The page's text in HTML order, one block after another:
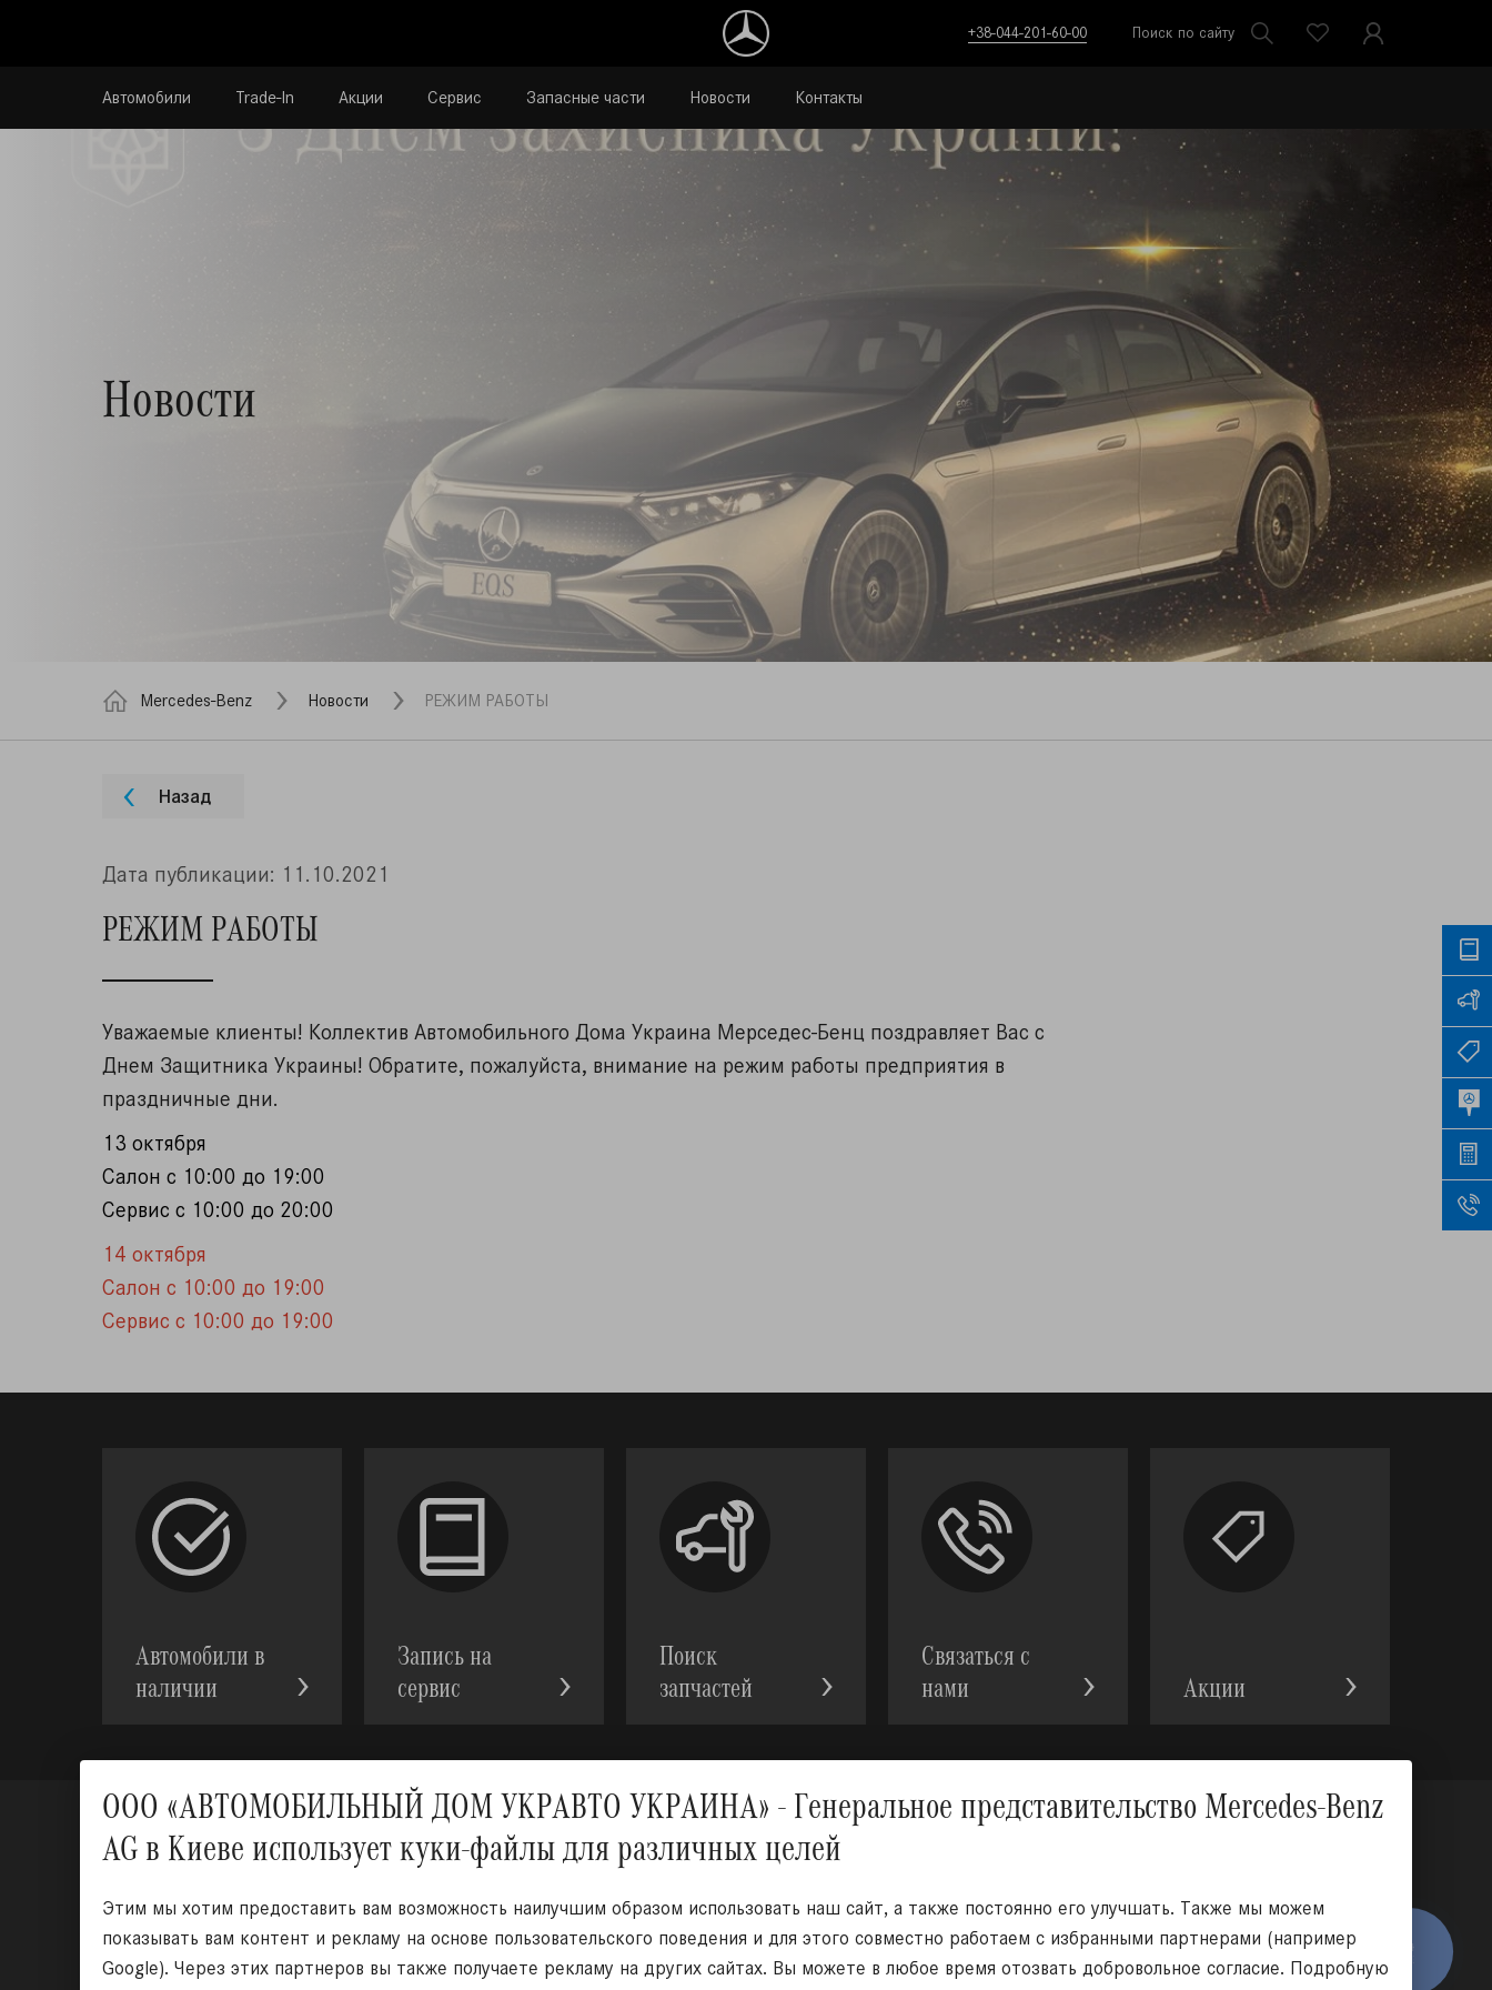
+38-044-201-60-00 Поиск по сайту
Автомобили Trade-In Акции Сервис Запасные части Новости Контакты
Новости
Mercedes-Benz Новости РЕЖИМ РАБОТЫ
Назад
Дата публикации: 11.10.2021
РЕЖИМ РАБОТЫ
Уважаемые клиенты! Коллектив Автомобильного Дома Украина Мерседес-Бенц поздравляет Вас с
Днем Защитника Украины! Обратите, пожалуйста, внимание на режим работы предприятия в
праздничные дни.
13 октября
Салон с 10:00 до 19:00
Сервис с 10:00 до 20:00
14 октября
Салон с 10:00 до 19:00
Сервис с 10:00 до 19:00
ООО «АВТОМОБИЛЬНЫЙ ДОМ УКРАВТО УКРАИНА» - Генеральное представительство Mercedes-Benz
AG в Киеве использует куки-файлы для различных целей
Этим мы хотим предоставить вам возможность наилучшим образом использовать наш сайт, а также постоянно его улучшать. Также мы можем
показывать вам контент и рекламу на основе пользовательского поведения и для этого совместно работаем с избранными партнерами (например
Google). Через этих партнеров вы также получаете рекламу на других сайтах. Вы можете в любое время отозвать добровольное согласие. Подробную
Автомобили в
наличии
Запись на
сервис
Поиск
запчастей
Связаться с
нами
Акции
Вверх
Мы в социальных сетях: